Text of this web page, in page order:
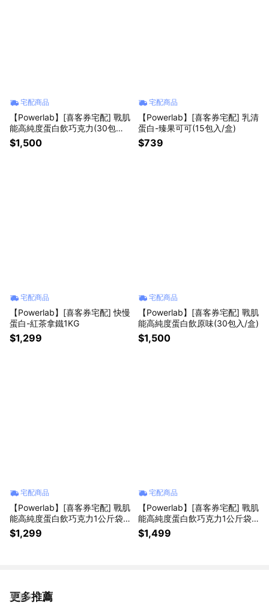
宅配商品
【Powerlab】[喜客券宅配] 戰肌
能高純度蛋白飲巧克力(30包入/
盒)
$1,500
宅配商品
【Powerlab】[喜客券宅配] 乳清
蛋白-臻果可可(15包入/盒)
$739
宅配商品
【Powerlab】[喜客券宅配] 快慢
蛋白-紅茶拿鐵1KG
$1,299
宅配商品
【Powerlab】[喜客券宅配] 戰肌
能高純度蛋白飲原味(30包入/盒)
$1,500
宅配商品
【Powerlab】[喜客券宅配] 戰肌
能高純度蛋白飲巧克力1公斤袋
裝
$1,299
宅配商品
【Powerlab】[喜客券宅配] 戰肌
能高純度蛋白飲巧克力1公斤袋
裝(TWK10版本)
$1,499
更多推薦
看更多